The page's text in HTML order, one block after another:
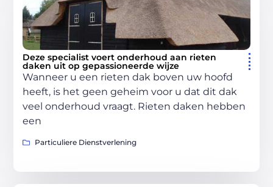
Deze specialist voert onderhoud aan rieten
daken uit op gepassioneerde wijze
Wanneer u een rieten dak boven uw hoofd
heeft, is het geen geheim voor u dat dit dak
veel onderhoud vraagt. Rieten daken hebben
een
Particuliere Dienstverlening